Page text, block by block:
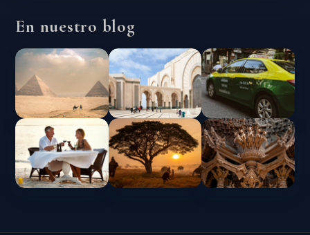
En nuestro blog